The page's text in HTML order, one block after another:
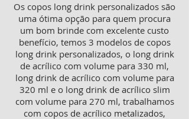
Os copos long drink personalizados são
uma ótima opção para quem procura
um bom brinde com excelente custo
benefício, temos 3 modelos de copos
long drink personalizados, o long drink
de acrílico com volume para 330 ml,
long drink de acrílico com volume para
320 ml e o long drink de acrílico slim
com volume para 270 ml, trabalhamos
com copos de acrílico metalizados,